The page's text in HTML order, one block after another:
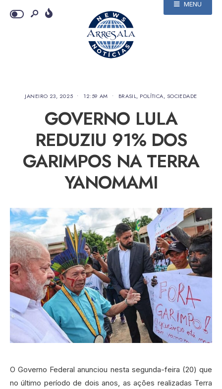
MENU
JANEIRO 23, 2025 • 12:59 AM • BRASIL, POLÍTICA, SOCIEDADE
GOVERNO LULA
REDUZIU 91% DOS
GARIMPOS NA TERRA
YANOMAMI
O Governo Federal anunciou nesta segunda-feira (20) que
no último período de dois anos, as ações realizadas Terra